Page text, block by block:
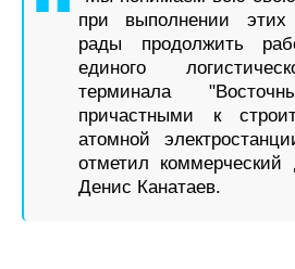
при выполнении этих
рады продолжить
единого
терминала
причастными к
атомной
отметил коммерческий
Денис Канатаев.